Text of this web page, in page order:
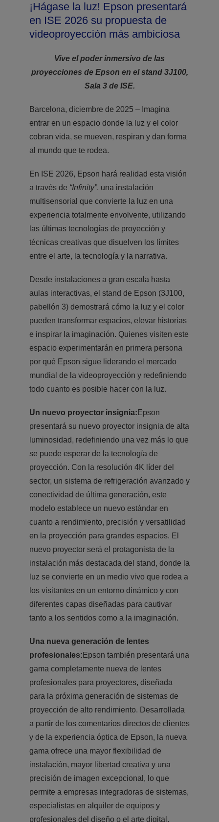
¡Hágase la luz! Epson presentará
en ISE 2026 su propuesta de
videoproyección más ambiciosa
Vive el poder inmersivo de las
proyecciones de Epson en el stand 3J100,
Sala 3 de ISE.
Barcelona, diciembre de 2025 – Imagina
entrar en un espacio donde la luz y el color
cobran vida, se mueven, respiran y dan forma
al mundo que te rodea.
En ISE 2026, Epson hará realidad esta visión
a través de “Infinity”, una instalación
multisensorial que convierte la luz en una
experiencia totalmente envolvente, utilizando
las últimas tecnologías de proyección y
técnicas creativas que disuelven los límites
entre el arte, la tecnología y la narrativa.
Desde instalaciones a gran escala hasta
aulas interactivas, el stand de Epson (3J100,
pabellón 3) demostrará cómo la luz y el color
pueden transformar espacios, elevar historias
e inspirar la imaginación. Quienes visiten este
espacio experimentarán en primera persona
por qué Epson sigue liderando el mercado
mundial de la videoproyección y redefiniendo
todo cuanto es posible hacer con la luz.
Un nuevo proyector insignia: Epson
presentará su nuevo proyector insignia de alta
luminosidad, redefiniendo una vez más lo que
se puede esperar de la tecnología de
proyección. Con la resolución 4K líder del
sector, un sistema de refrigeración avanzado y
conectividad de última generación, este
modelo establece un nuevo estándar en
cuanto a rendimiento, precisión y versatilidad
en la proyección para grandes espacios. El
nuevo proyector será el protagonista de la
instalación más destacada del stand, donde la
luz se convierte en un medio vivo que rodea a
los visitantes en un entorno dinámico y con
diferentes capas diseñadas para cautivar
tanto a los sentidos como a la imaginación.
Una nueva generación de lentes
profesionales: Epson también presentará una
gama completamente nueva de lentes
profesionales para proyectores, diseñada
para la próxima generación de sistemas de
proyección de alto rendimiento. Desarrollada
a partir de los comentarios directos de clientes
y de la experiencia óptica de Epson, la nueva
gama ofrece una mayor flexibilidad de
instalación, mayor libertad creativa y una
precisión de imagen excepcional, lo que
permite a empresas integradoras de sistemas,
especialistas en alquiler de equipos y
profesionales del diseño o el arte digital,